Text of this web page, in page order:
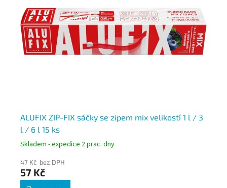
ALUFIX ZIP-FIX sáčky se zipem mix velikostí 1 l / 3
l / 6 l 15 ks
Skladem - expedice 2 prac. dny
47 Kč bez DPH
57 Kč